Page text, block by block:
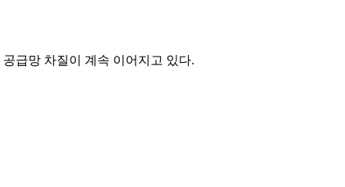
급망 차질이 계속 이어지고 있다.